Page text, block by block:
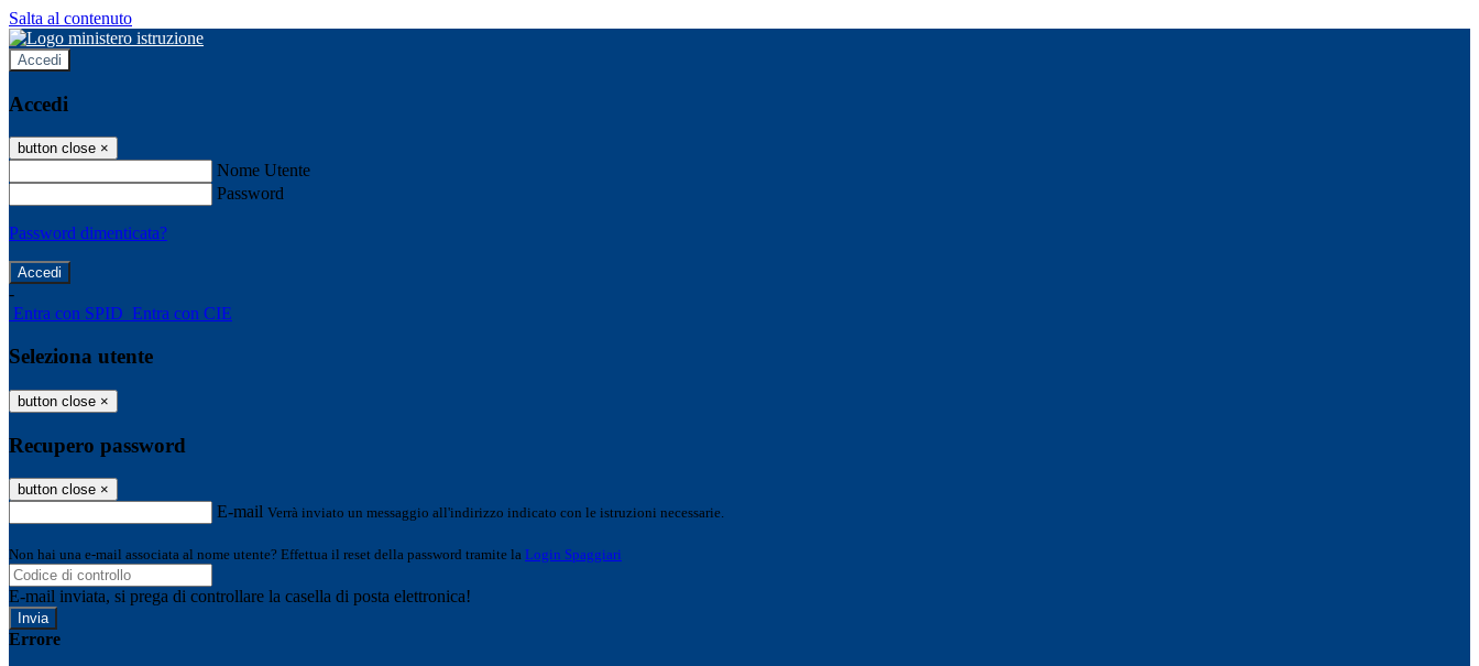
Salta al contenuto
Accedi
Accedi
button close ×
Nome Utente
Password
Password dimenticata?
-
Entra con SPID Entra con CIE
Seleziona utente
button close ×
Recupero password
button close ×
E-mail Verrà inviato un messaggio all'indirizzo indicato con le istruzioni necessarie.
Non hai una e-mail associata al nome utente? Effettua il reset della password tramite la Login Spaggiari
E-mail inviata, si prega di controllare la casella di posta elettronica!
Errore